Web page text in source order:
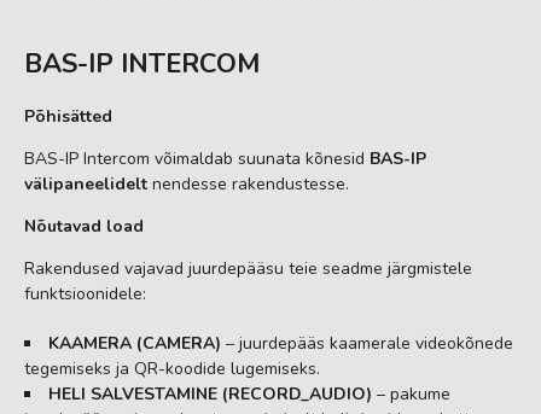
BAS-IP INTERCOM
Põhisätted
BAS-IP Intercom võimaldab suunata kõnesid BAS-IP
välipaneelidelt nendesse rakendustesse.
Nõutavad load
Rakendused vajavad juurdepääsu teie seadme järgmistele
funktsioonidele:
KAAMERA (CAMERA) – juurdepääs kaamerale videokõnede
tegemiseks ja QR-koodide lugemiseks.
HELI SALVESTAMINE (RECORD_AUDIO) – pakume